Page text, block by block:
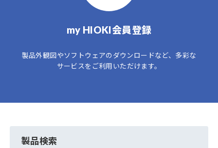
my HIOKI会員登録
製品外観図やソフトウェアのダウンロードなど、多彩な
サービスをご利用いただけます。
製品検索